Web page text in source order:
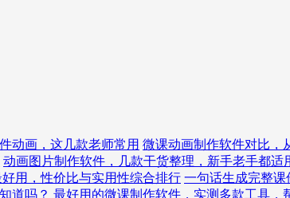
动画，这几款老师常用 微课动画制作软件对比，
动画图片制作软件，几款干货整理，新手老手都适
用，性价比与实用性综合排行 一句话生成完整课
道吗？ 最好用的微课制作软件，实测多款工具，